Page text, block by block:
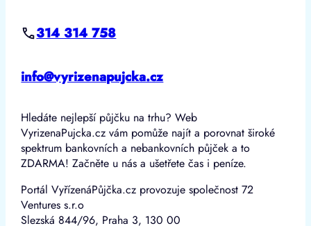
314 314 758
info@vyrizenapujcka.cz
Hledáte nejlepší půjčku na trhu? Web
VyrizenaPujcka.cz vám pomůže najít a porovnat široké
spektrum bankovních a nebankovních půjček a to
ZDARMA! Začněte u nás a ušetřete čas i peníze.
Portál VyřízenáPůjčka.cz provozuje společnost 72
Ventures s.r.o
Slezská 844/96, Praha 3, 130 00